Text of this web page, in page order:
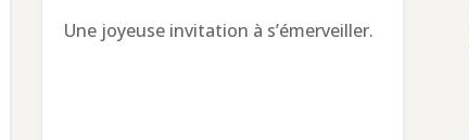
Une joyeuse invitation à s’émerveiller.